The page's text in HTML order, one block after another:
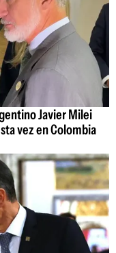
Javier Milei
vez en Colombia